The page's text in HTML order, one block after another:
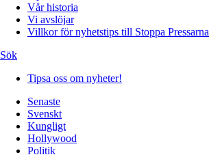
Vår historia
Vi avslöjar
Villkor för nyhetstips till Stoppa Pressarna
Sök
Tipsa oss om nyheter!
Senaste
Svenskt
Kungligt
Hollywood
Politik